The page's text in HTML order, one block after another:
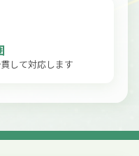
して対応します